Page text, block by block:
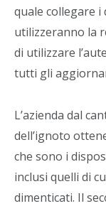
quale collegare
utilizzeranno la
di utilizzare
tutti gli
L’azienda dal
dell’ignoto
che sono i
inclusi quelli di
dimenticati. Il